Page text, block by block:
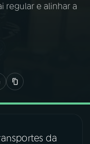
regular e alinhar a
da